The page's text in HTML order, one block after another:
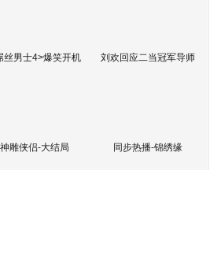
丝男士4>爆笑开机 刘欢回应二当冠军导师
神雕侠侣-大结局 同步热播-锦绣缘